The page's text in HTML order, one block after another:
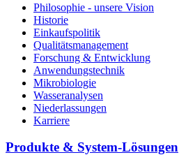
Philosophie - unsere Vision
Historie
Einkaufspolitik
Qualitätsmanagement
Forschung & Entwicklung
Anwendungstechnik
Mikrobiologie
Wasseranalysen
Niederlassungen
Karriere
Produkte & System-Lösungen